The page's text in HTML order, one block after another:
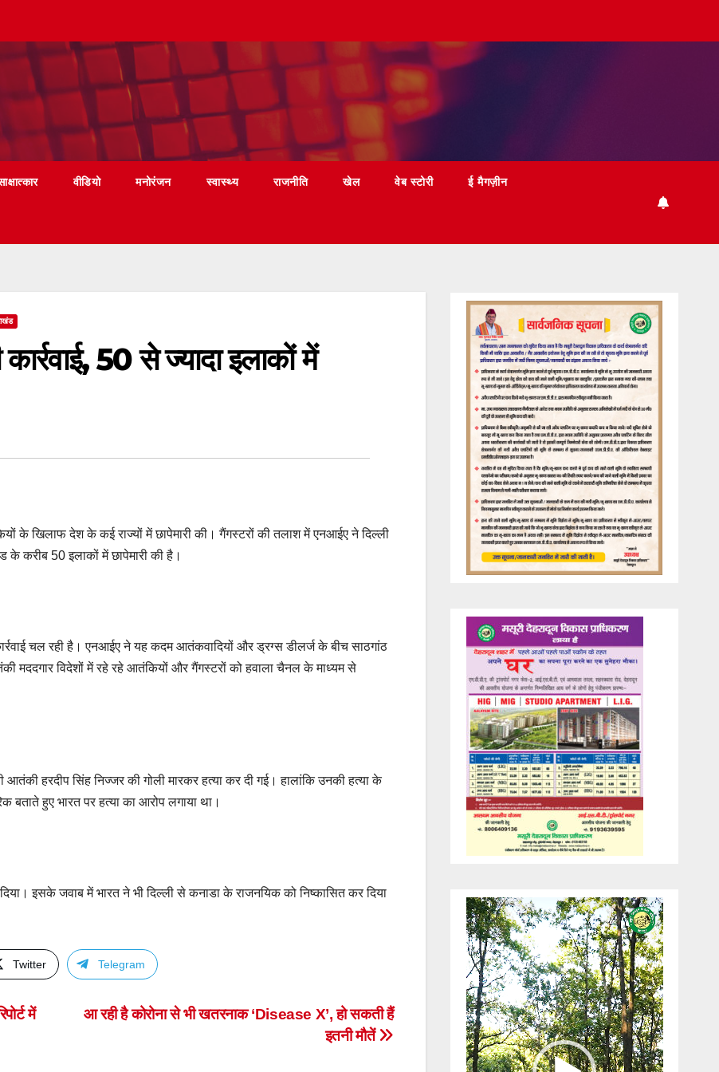
वीडियो मनोरंजन स्वास्थ्य राजनीति खेल वेब स्टोरी ई मैगज़ीन
50 से ज्यादा इलाकों में
के खिलाफ देश के कई राज्यों में छापेमारी की। गैंगस्टरों की तलाश में एनआईए ने दिल्ली
के करीब 50 इलाकों में छापेमारी की है।
चल रही है। एनआईए ने यह कदम आतंकवादियों और ड्रग्स डीलर्ज के बीच साठगांठ
विदेशों में रहे रहे आतंकियों और गैंगस्टरों को हवाला चैनल के माध्यम से
हरदीप सिंह निज्जर की गोली मारकर हत्या कर दी गई। हालांकि उनकी हत्या के
बताते हुए भारत पर हत्या का आरोप लगाया था।
इसके जवाब में भारत ने भी दिल्ली से कनाडा के राजनयिक को निष्कासित कर दिया
Twitter Telegram
आ रही है कोरोना से भी खतरनाक ‘Disease X’, हो सकती हैं
इतनी मौतें
में
Video
Player